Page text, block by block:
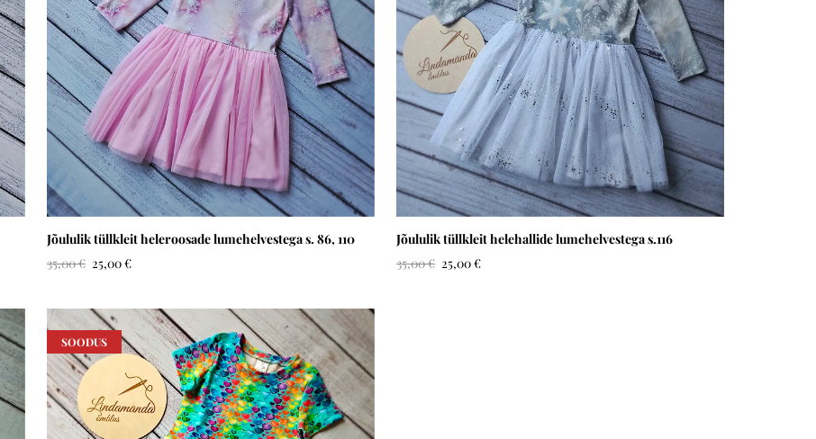
Jõululik tüllkleit heleroosade lumehelvestega s. 86, 110
35,00 € 25,00 €
Jõululik tüllkleit helehallide lumehelvestega s.116
35,00 € 25,00 €
SOODUS